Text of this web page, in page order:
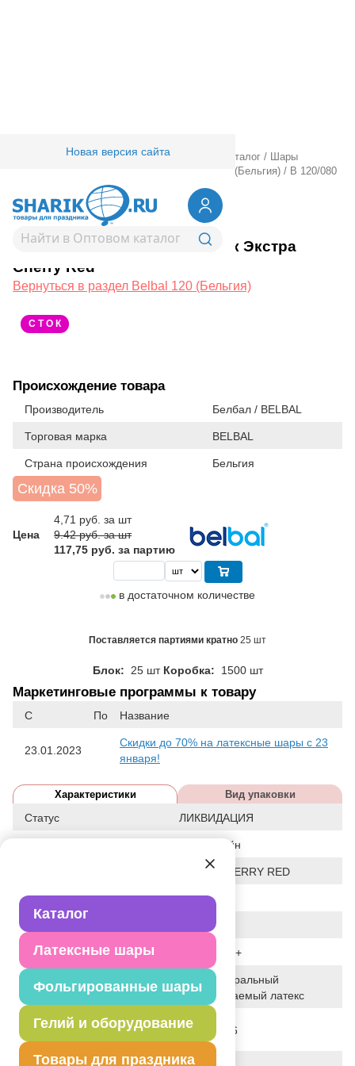
Каталог
Латексные шары
Фольгированные шары
Гелий и оборудование
Товары для праздника
Новая версия сайта
Товары для праздника/ Оптовый каталог /
Шары
Belbal 120 (Бельгия) / В 120/080
Металлик Экстра Cherry Red
1102-2299В 120/080 Металлик Экстра
Cherry Red
Вернуться в раздел Belbal 120 (Бельгия)
С Т О К
Происхождение товара
Производитель Белбал / BELBAL
Торговая марка BELBAL
Страна происхождения Бельгия
Скидка 50%
Цена
4,71 руб. за шт
9.42 руб. за шт
117,75 руб. за партию
в достаточном количестве
Поставляется партиями кратно 25 шт
Блок: 25 шт Коробка: 1500 шт
Маркетинговые программы к товару
С По Название
23.01.2023
Скидки до 70% на латексные шары с 23
января!
Характеристики Вид упаковки
Статус ЛИКВИДАЦИЯ
Аэродизайн
B 080 / CHERRY RED
Размер 14"+
КРУГЛЫЙ
Общие размеры 14"+/36СМ+
Исходный материал
100% натуральный
биоразлагаемый латекс
Дата последнего
изменения элемента
28-01-2026